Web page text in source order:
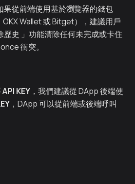
果從前端使用基於瀏覽器的錢包
OKX Wallet 或 Bitget），建議用戶
歷史 」功能清除任何未完成或卡住
衝突。
API KEY ，我們建議從 DApp 後端使
，DApp 可以從前端或後端呼叫